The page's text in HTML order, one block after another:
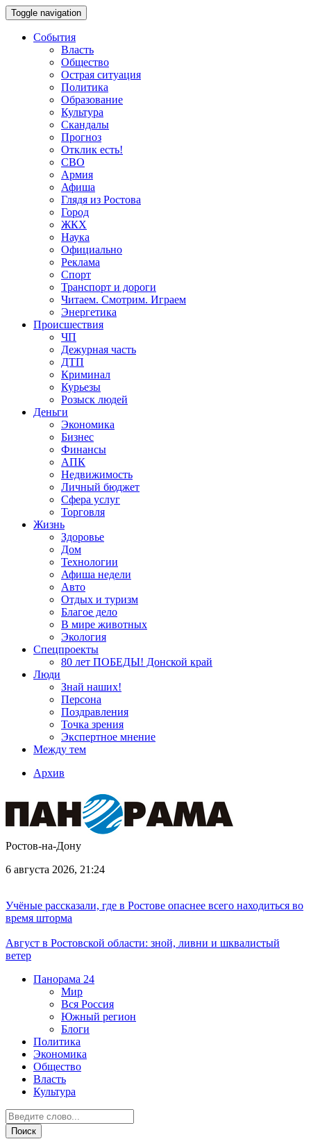
Toggle navigation
События
Власть
Общество
Острая ситуация
Политика
Образование
Культура
Скандалы
Прогноз
Отклик есть!
СВО
Армия
Афиша
Глядя из Ростова
Город
ЖКХ
Наука
Официально
Реклама
Спорт
Транспорт и дороги
Читаем. Смотрим. Играем
Энергетика
Происшествия
ЧП
Дежурная часть
ДТП
Криминал
Курьезы
Розыск людей
Деньги
Экономика
Бизнес
Финансы
АПК
Недвижимость
Личный бюджет
Сфера услуг
Торговля
Жизнь
Здоровье
Дом
Технологии
Афиша недели
Авто
Отдых и туризм
Благое дело
В мире животных
Экология
Спецпроекты
80 лет ПОБЕДЫ! Донской край
Люди
Знай наших!
Персона
Поздравления
Точка зрения
Экспертное мнение
Между тем
Архив
Ростов-на-Дону
6 августа 2026, 21:24
Учёные рассказали, где в Ростове опаснее всего находиться во
время шторма
Август в Ростовской области: зной, ливни и шквалистый
ветер
Панорама 24
Мир
Вся Россия
Южный регион
Блоги
Политика
Экономика
Общество
Власть
Культура